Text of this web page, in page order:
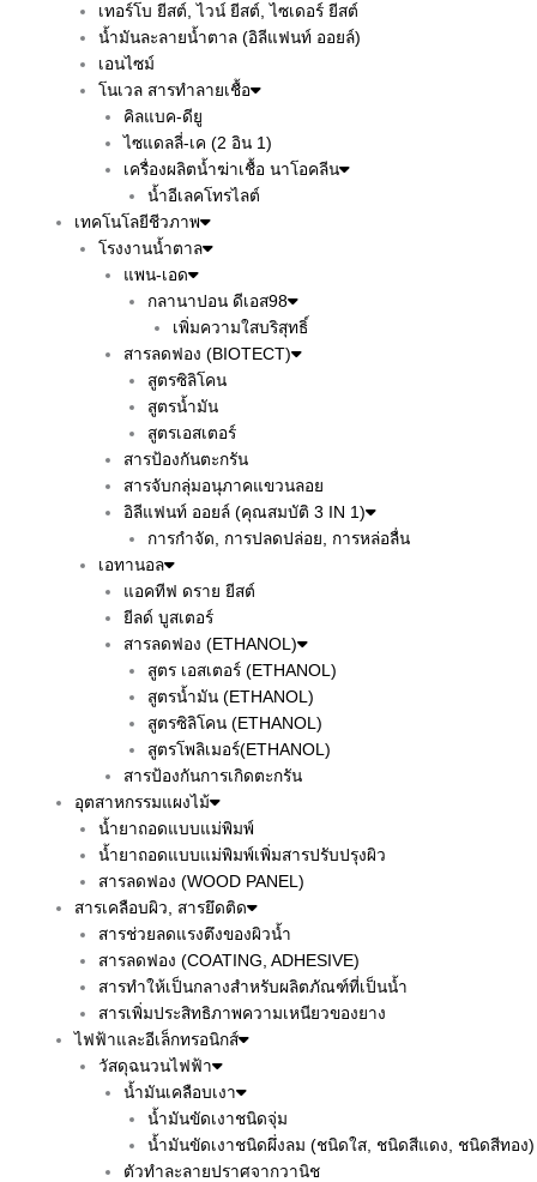
เทอร์โบ ยีสต์, ไวน์ ยีสต์, ไซเดอร์ ยีสต์
น้ำมันละลายน้ำตาล (อิลีแฟนท์ ออยล์)
เอนไซม์
โนเวล สารทำลายเชื้อ
คิลแบค-ดียู
ไซแดลลี่-เค (2 อิน 1)
เครื่องผลิตน้ำฆ่าเชื้อ นาโอคลีน
น้ำอีเลคโทรไลต์
เทคโนโลยีชีวภาพ
โรงงานน้ำตาล
แพน-เอด
กลานาปอน ดีเอส98
เพิ่มความใสบริสุทธิ์
สารลดฟอง (BIOTECT)
สูตรซิลิโคน
สูตรน้ำมัน
สูตรเอสเตอร์
สารป้องกันตะกรัน
สารจับกลุ่มอนุภาคแขวนลอย
อิลีแฟนท์ ออยล์ (คุณสมบัติ 3 IN 1)
การกำจัด, การปลดปล่อย, การหล่อลื่น
เอทานอล
แอคทีฟ ดราย ยีสต์
ยีลด์ บูสเตอร์
สารลดฟอง (ETHANOL)
สูตร เอสเตอร์ (ETHANOL)
สูตรน้ำมัน (ETHANOL)
สูตรซิลิโคน (ETHANOL)
สูตรโพลิเมอร์(ETHANOL)
สารป้องกันการเกิดตะกรัน
อุตสาหกรรมแผงไม้
น้ำยาถอดแบบแม่พิมพ์
น้ำยาถอดแบบแม่พิมพ์เพิ่มสารปรับปรุงผิว
สารลดฟอง (WOOD PANEL)
สารเคลือบผิว, สารยึดติด
สารช่วยลดแรงตึงของผิวน้ำ
สารลดฟอง (COATING, ADHESIVE)
สารทำให้เป็นกลางสำหรับผลิตภัณฑ์ที่เป็นน้ำ
สารเพิ่มประสิทธิภาพความเหนียวของยาง
ไฟฟ้าและอีเล็กทรอนิกส์
วัสดุฉนวนไฟฟ้า
น้ำมันเคลือบเงา
น้ำมันขัดเงาชนิดจุ่ม
น้ำมันขัดเงาชนิดผึ่งลม (ชนิดใส, ชนิดสีแดง, ชนิดสีทอง)
ตัวทำละลายปราศจากวานิช